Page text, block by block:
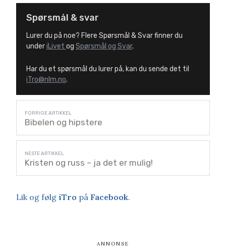
Spørsmål & svar
Lurer du på noe? Flere Spørsmål & Svar finner du
underiLivet og Spørsmål og Svar.
Har du et spørsmål du lurer på, kan du sende det til
iTro@nlm.no.
Bibelen og hipstere
Kristen og russ – ja det er mulig!
Lik og følg iTro på Facebook.